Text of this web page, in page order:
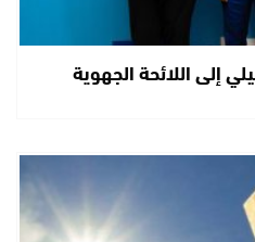
إلى اللائحة الجهوية